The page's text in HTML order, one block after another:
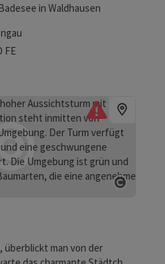
in Waldhausen
geöffnet
geöffnetgeöffnet
Sonntag geöffnet
FEFeiertag geöffnet
überblickt man von der